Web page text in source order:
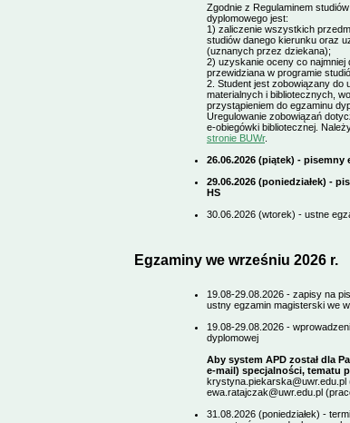
Zgodnie z Regulaminem
dyplomowego jest:
1) zaliczenie wszystkich
studiów danego kierunku oraz
(uznanych przez dziekana);
2) uzyskanie oceny co najmniej
przewidziana w programie
2. Student jest zobowiązany do
materialnych i bibliotecznych,
przystąpieniem do egzaminu
Uregulowanie zobowiązań
e-obiegówki bibliotecznej.
stronie BUWr.
26.06.2026 (piątek) - pisemny
29.06.2026 (poniedziałek) -
HS
30.06.2026 (wtorek) - ustne
Egzaminy we wrześniu 2026 r.
19.08-29.08.2026 - zapisy na
ustny egzamin magisterski we
19.08-29.08.2026 -
dyplomowej
Aby system APD został dla
e-mail) specjalności, tematu
krystyna.piekarska@uwr.edu.pl
ewa.ratajczak@uwr.edu.pl
31.08.2026 (poniedziałek) -